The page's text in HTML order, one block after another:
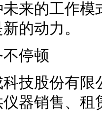
来的工作
的动力。
停顿
技股份有
器销售、